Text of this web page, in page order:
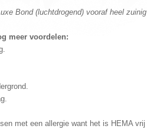
Bond (luchtdrogend) vooraf heel
meer voordelen:
met een allergie want het is HEMA vrij